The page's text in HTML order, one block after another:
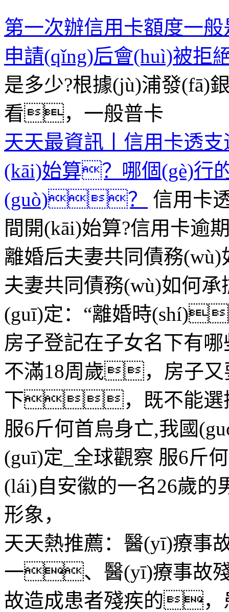
第一次辦信用卡額度
申請(qǐng)后會(huì)被拒
是多少?根據(jù)浦發(fā)
看，一般普卡
天天最資訊丨信用卡透
(kāi)始算？哪個(gè)行
(guò)？
信用卡
間開(kāi)始算?信用卡逾
離婚后夫妻共同債務(wù)
夫妻共同債務(wù)如何承
(guī)定：“離婚時
房子登記在子女名下有
不滿18周歲，房子又
下，既不能選
服6斤何首烏身亡,我國
(guī)定_全球觀察 服6斤
(lái)自安徽的一名26歲
形象，
天天熱推薦：醫(yī)療事
一、醫(yī)療事故殘
故造成患者殘疾的，